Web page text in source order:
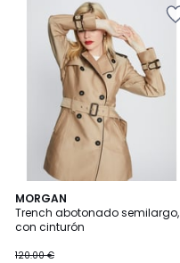
MORGAN
Trench abotonado semilargo,
con cinturón
120.00 €
4,7
/ 5